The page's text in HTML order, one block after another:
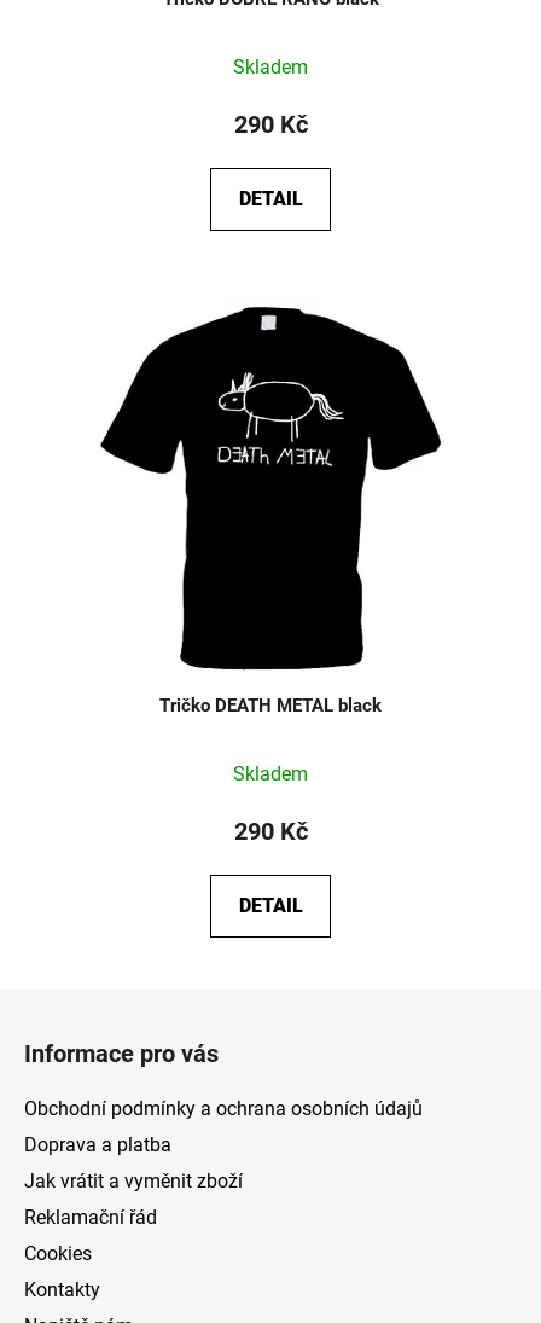
hodnocení
produktu
5,0
z
Skladem
290 Kč
DETAIL
Tričko DEATH METAL black
Skladem
290 Kč
DETAIL
Informace pro vás
Obchodní podmínky a ochrana osobních údajů
Doprava a platba
Jak vrátit a vyměnit zboží
Reklamační řád
Cookies
Kontakty